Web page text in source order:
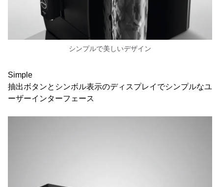
シンプルで美しいデザイン
Simple
抽出ボタンとシンボル表示のディスプレイでシンプルなユ
ーザーインターフェース